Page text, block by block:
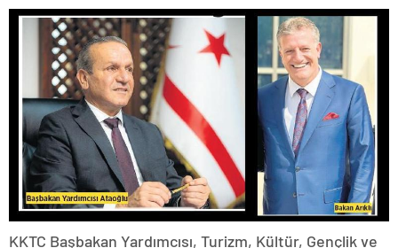
KKTC Başbakan Yardımcısı, Turizm, Kültür, Gençlik ve